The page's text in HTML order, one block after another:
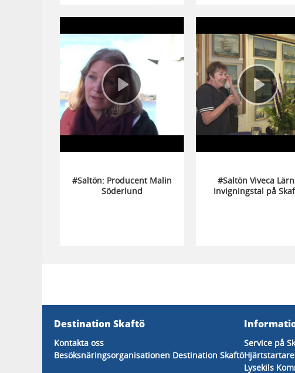
#Saltön: Producent Malin
Söderlund
#Saltön Viveca
Invigningstal på
Destination Skaftö
Kontakta oss
Besöksnäringsorganisationen Destination Skaftö
Service på
Lysekils